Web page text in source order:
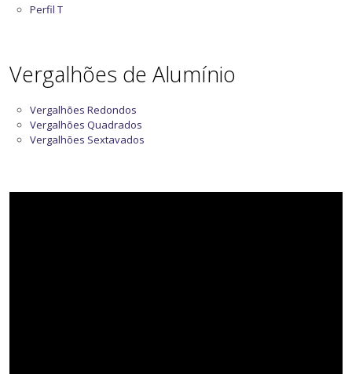
Perfil T
Vergalhões de Alumínio
Vergalhões Redondos
Vergalhões Quadrados
Vergalhões Sextavados